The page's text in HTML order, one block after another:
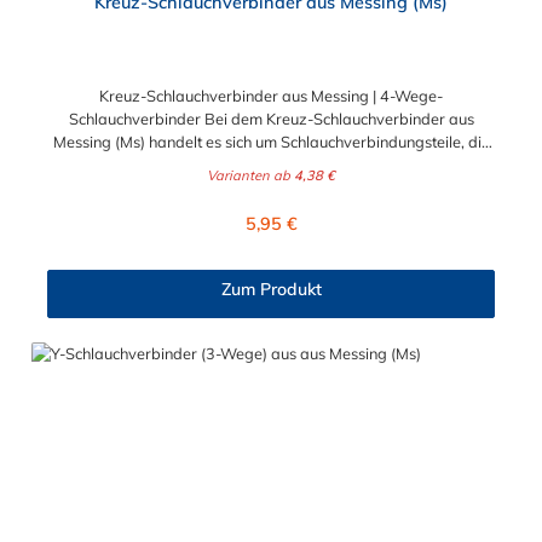
Kreuz-Schlauchverbinder aus Messing | 4-Wege-
Schlauchverbinder Bei dem Kreuz-Schlauchverbinder aus
Messing (Ms) handelt es sich um Schlauchverbindungsteile, die
miteinander verbinden. Die Kreuzverbinder aus Messing sind
Öl oder Kraftstoff. Der Tannenbaum am Schlauchstutzen der
Schlauches auf dem Stutzen. Wir empfehlen dennoch eine
(5/16"), 9mm (3/8") und 13mm (1/2")
Varianten ab 4,38 €
Regulärer Preis:
5,95 €
Zum Produkt